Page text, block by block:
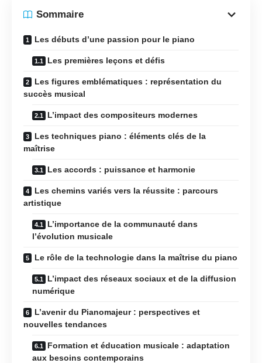
Sommaire
Les débuts d’une passion pour le piano
Les premières leçons et défis
Les figures emblématiques : représentation du
succès musical
L’impact des compositeurs modernes
Les techniques piano : éléments clés de la
maîtrise
Les accords : puissance et harmonie
Les chemins variés vers la réussite : parcours
artistique
L’importance de la communauté dans
l’évolution musicale
Le rôle de la technologie dans la maîtrise du piano
L’impact des réseaux sociaux et de la diffusion
numérique
L’avenir du Pianomajeur : perspectives et
nouvelles tendances
Formation et éducation musicale : adaptation
aux besoins contemporains